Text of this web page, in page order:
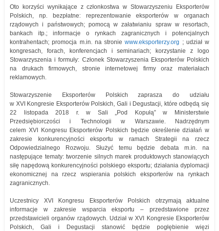
Oto korzyści wynikające z członkostwa w Stowarzyszeniu Eksporterów
Polskich, np. bezpłatne: reprezentowanie eksporterów w organach
rządowych i państwowych; pomocą w załatwianiu spraw w resortach,
bankach itp.; informacje o rynkach zagranicznych i potencjalnych
kontrahentach; promocja m.in. na stroniewww.eksporterzy.org ; udział w
kongresach, forach, konferencjach i seminariach; korzystanie z logo
Stowarzyszenia i formuły: Członek Stowarzyszenia Eksporterów Polskich
na drukach firmowych, stronie internetowej firmy oraz materiałach
reklamowych.
Stowarzyszenie Eksporterów Polskich zaprasza do udziału
w XVI Kongresie Eksporterów Polskich, Gali i Degustacji, które odbędą się
22 listopada 2018 r. w Sali „Pod Kopułą” w Ministerstwie
Przedsiębiorczości i Technologii w Warszawie. Nadrzędnym
celem XVI Kongresu Eksporterów Polskich będzie określenie działań w
zakresie konkurencyjności eksportu w ramach Strategii na rzecz
Odpowiedzialnego Rozwoju. Służyć temu będzie debata m.in. na
następujące tematy: tworzenie silnych marek produktowych stanowiących
siłę napędową konkurencyjności polskiego eksportu; działania dyplomacji
ekonomicznej na rzecz wspierania polskich eksporterów na rynkach
zagranicznych.
Uczestnicy XVI Kongresu Eksporterów Polskich otrzymają aktualne
informacje w zakresie wsparcia eksportu – przedstawione przez
przedstawicieli organów rządowych. Udział w XVI Kongresie Eksporterów
Polskich, Gali i Degustacji stanowić będzie pogłębienie więzi